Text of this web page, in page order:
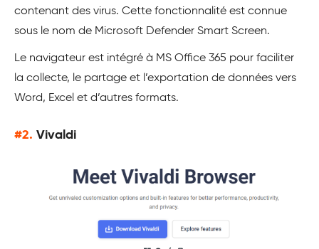
contenant des virus. Cette fonctionnalité est connue
sous le nom de Microsoft Defender Smart Screen.
Le navigateur est intégré à MS Office 365 pour faciliter
la collecte, le partage et l’exportation de données vers
Word, Excel et d’autres formats.
#2. Vivaldi